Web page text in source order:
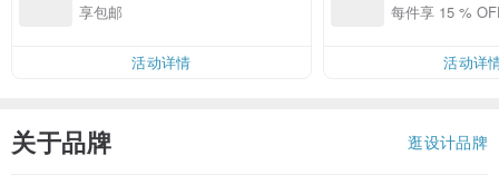
享包邮
活动详情
每件享 15 %
活动详
关于品牌 逛设计品牌